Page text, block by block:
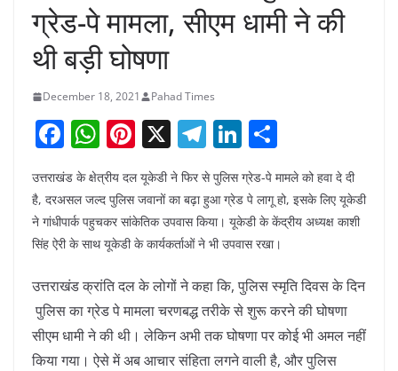
ग्रेड-पे मामला, सीएम धामी ने की
थी बड़ी घोषणा
December 18, 2021 Pahad Times
F
a
c
e
b
o
o
k
W
h
at
s
A
p
p
Pi
nt
er
e
st
X T
el
e
gr
a
m
Li
n
k
e
dI
n
h
ar
e
उत्तराखंड के क्षेत्रीय दल यूकेडी ने फिर से पुलिस ग्रेड-पे मामले को हवा दे दी
है, दरअसल जल्द पुलिस जवानों का बढ़ा हुआ ग्रेड पे लागू हो, इसके लिए यूकेडी
ने गांधीपार्क पहुचकर सांकेतिक उपवास किया। यूकेडी के केंद्रीय अध्यक्ष काशी
सिंह ऐरी के साथ यूकेडी के कार्यकर्ताओं ने भी उपवास रखा।
उत्तराखंड क्रांति दल के लोगों ने कहा कि, पुलिस स्मृति दिवस के दिन
पुलिस का ग्रेड पे मामला चरणबद्ध तरीके से शुरू करने की घोषणा
सीएम धामी ने की थी। लेकिन अभी तक घोषणा पर कोई भी अमल नहीं
किया गया। ऐसे में अब आचार संहिता लगने वाली है, और पुलिस